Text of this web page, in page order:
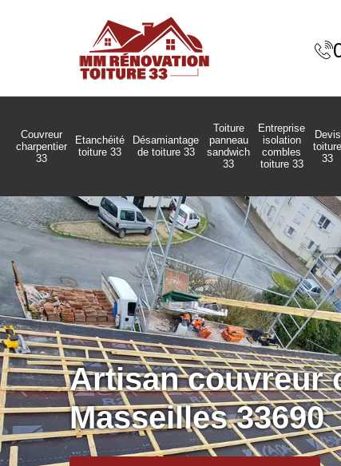
Couvreur
charpentier
33
Etanchéité
toiture 33
Désamiantage
de toiture 33
Toiture
panneau
sandwich
33
Entreprise
isolation
combles
toiture 33
Devis
toiture
33
Artisan couvreur
Masseilles 33690